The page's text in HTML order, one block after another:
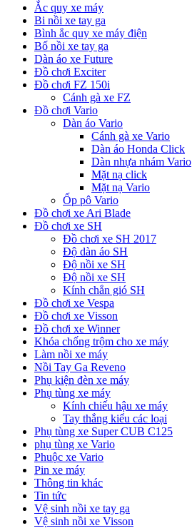
Ắc quy xe máy
Bi nồi xe tay ga
Bình ắc quy xe máy điện
Bố nồi xe tay ga
Dàn áo xe Future
Đồ chơi Exciter
Đồ chơi FZ 150i
Cánh gà xe FZ
Đồ chơi Vario
Dàn áo Vario
Cánh gà xe Vario
Dàn áo Honda Click
Dàn nhựa nhám Vario
Mặt nạ click
Mặt nạ Vario
Ốp pô Vario
Đồ chơi xe Ari Blade
Đồ chơi xe SH
Đồ chơi xe SH 2017
Độ dàn áo SH
Độ nồi xe SH
Độ nồi xe SH
Kính chắn gió SH
Đồ chơi xe Vespa
Đồ chơi xe Visson
Đồ chơi xe Winner
Khóa chống trộm cho xe máy
Làm nồi xe máy
Nồi Tay Ga Reveno
Phụ kiện đèn xe máy
Phụ tùng xe máy
Kính chiếu hậu xe máy
Tay thắng kiểu các loại
Phụ tùng xe Super CUB C125
phụ tùng xe Vario
Phuộc xe Vario
Pin xe máy
Thông tin khác
Tin tức
Vệ sinh nồi xe tay ga
Vệ sinh nồi xe Visson